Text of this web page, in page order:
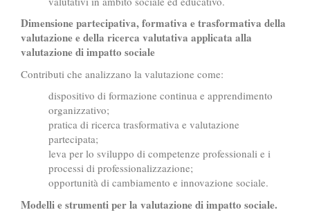
Dimensione partecipativa, formativa e trasformativa della
valutazione e della ricerca valutativa applicata alla
valutazione di impatto sociale
Contributi che analizzano la valutazione come:
dispositivo di formazione continua e apprendimento
organizzativo;
pratica di ricerca trasformativa e valutazione
partecipata;
leva per lo sviluppo di competenze professionali e i
processi di professionalizzazione;
opportunità di cambiamento e innovazione sociale.
Modelli e strumenti per la valutazione di impatto sociale.